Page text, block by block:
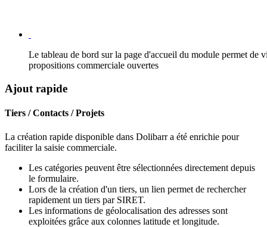
Le tableau de bord sur la page d'accueil du module permet de
propositions commerciale ouvertes
Ajout rapide
Tiers / Contacts / Projets
La création rapide disponible dans Dolibarr a été enrichie pour
faciliter la saisie commerciale.
Les catégories peuvent être sélectionnées directement depuis
le formulaire.
Lors de la création d'un tiers, un lien permet de rechercher
rapidement un tiers par SIRET.
Les informations de géolocalisation des adresses sont
exploitées grâce aux colonnes latitude et longitude.